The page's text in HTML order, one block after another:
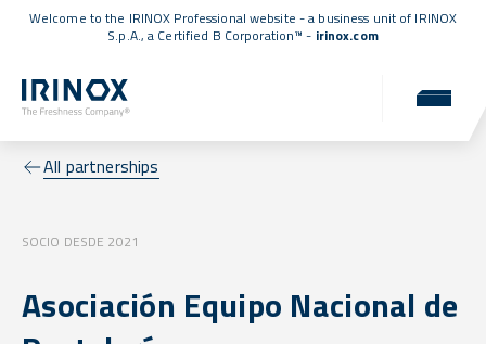
Welcome to the IRINOX Professional website - a business unit of IRINOX
S.p.A., a Certified B Corporation™ - irinox.com
All partnerships
SOCIO DESDE 2021
Asociación Equipo Nacional de